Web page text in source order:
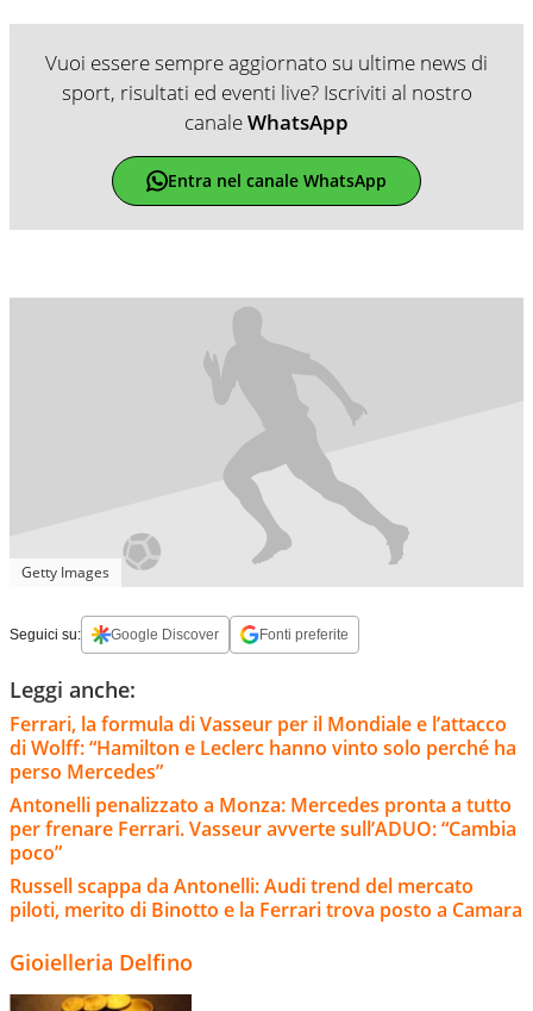
Vuoi essere sempre aggiornato su ultime news di
sport, risultati ed eventi live? Iscriviti al nostro
canaleWhatsApp
Entra nel canale WhatsApp
Getty Images
Seguici su: Google Discover Fonti preferite
Leggi anche:
Ferrari, la formula di Vasseur per il Mondiale e l’attacco
di Wolff: “Hamilton e Leclerc hanno vinto solo perché ha
perso Mercedes”
Antonelli penalizzato a Monza: Mercedes pronta a tutto
per frenare Ferrari. Vasseur avverte sull’ADUO: “Cambia
poco”
Russell scappa da Antonelli: Audi trend del mercato
piloti, merito di Binotto e la Ferrari trova posto a Camara
Gioielleria Delfino